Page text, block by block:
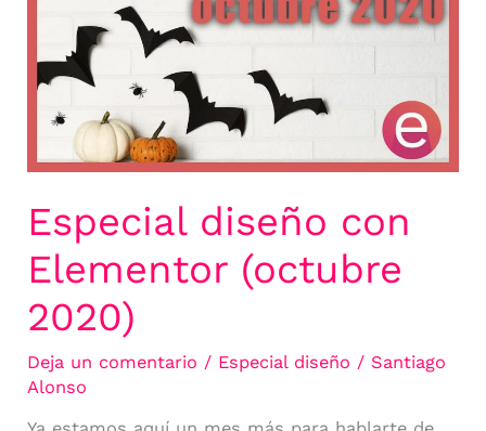
Especial diseño con
Elementor (octubre
2020)
Deja un comentario / Especial diseño / Santiago
Alonso
Elementor
(octubre
2020)